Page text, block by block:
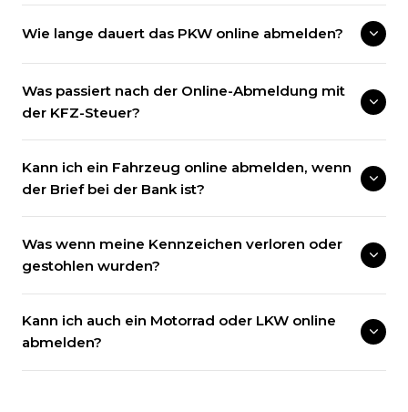
Wie lange dauert das PKW online abmelden?
Was passiert nach der Online-Abmeldung mit
der KFZ-Steuer?
Kann ich ein Fahrzeug online abmelden, wenn
der Brief bei der Bank ist?
Was wenn meine Kennzeichen verloren oder
gestohlen wurden?
Kann ich auch ein Motorrad oder LKW online
abmelden?